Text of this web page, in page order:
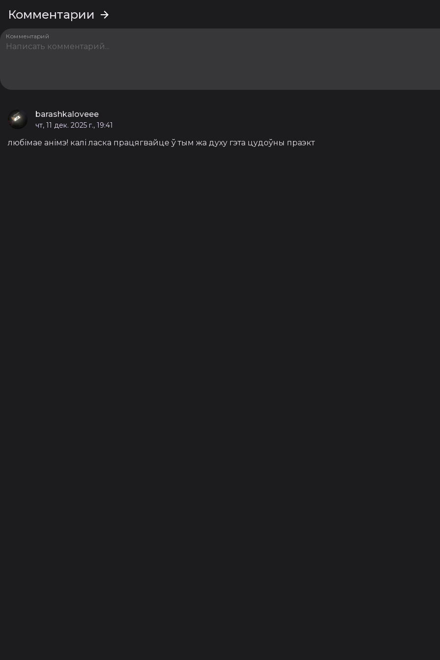
Комментарии
Комментарий
barashkaloveee
чт, 11 дек. 2025 г., 19:41
любімае анімэ! калі ласка працягвайце ў тым жа духу гэта цудоўны праэкт